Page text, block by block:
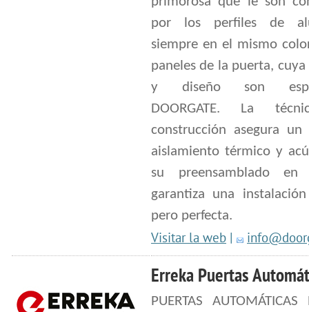
por los perfiles de
siempre en el mismo
paneles de la puerta, cuya
y diseño son
DOORGATE. La
construcción asegura
aislamiento térmico y
su preensamblado en
garantiza una
pero perfecta.
Visitar la web |
Erreka Puertas
PUERTAS AUTOMÁTICAS